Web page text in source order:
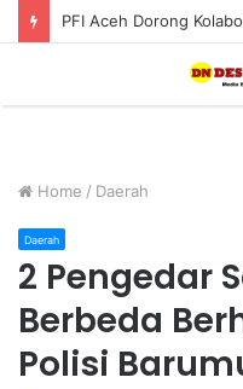
Home / Daerah
Daerah
2 Pengedar
Berbeda
Polisi